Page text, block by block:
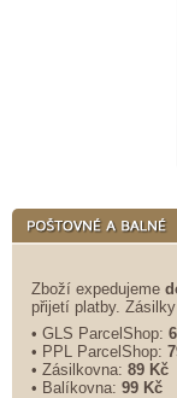
Zboží expedujeme
přijetí platby.
• GLS ParcelShop:
• PPL ParcelShop:
• Zásilkovna: 89 Kč
• Balíkovna: 99 Kč